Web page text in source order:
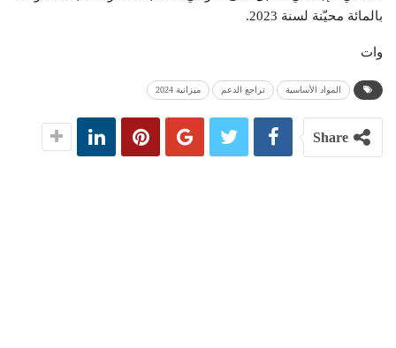
بالمائة محيّنة لسنة 2023.
وات
المواد الأساسية تراجع الدعم ميزانية 2024
Share